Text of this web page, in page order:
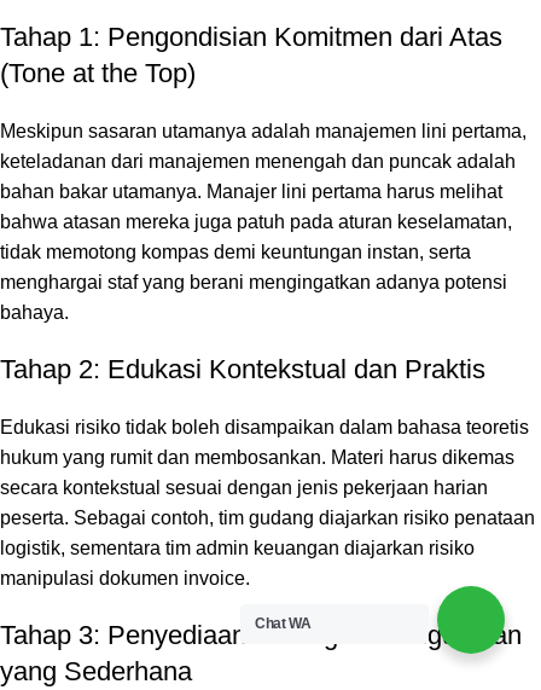
Tahap 1: Pengondisian Komitmen dari Atas
(Tone at the Top)
Meskipun sasaran utamanya adalah manajemen lini pertama,
keteladanan dari manajemen menengah dan puncak adalah
bahan bakar utamanya. Manajer lini pertama harus melihat
bahwa atasan mereka juga patuh pada aturan keselamatan,
tidak memotong kompas demi keuntungan instan, serta
menghargai staf yang berani mengingatkan adanya potensi
bahaya.
Tahap 2: Edukasi Kontekstual dan Praktis
Edukasi risiko tidak boleh disampaikan dalam bahasa teoretis
hukum yang rumit dan membosankan. Materi harus dikemas
secara kontekstual sesuai dengan jenis pekerjaan harian
peserta. Sebagai contoh, tim gudang diajarkan risiko penataan
logistik, sementara tim admin keuangan diajarkan risiko
manipulasi dokumen invoice.
Tahap 3: Penyediaan Perangkat Pengukuran
yang Sederhana
Chat WA